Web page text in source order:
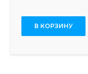
В КОРЗИНУ